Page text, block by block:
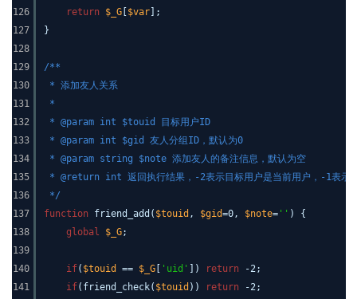
126
127
128
129
130
131
132
133
134
135
136
137
138
139
140
141
return $_G $var ];
}
/**
* 添加友人关系
*
* @param int $touid 目标用户ID
* @param int $gid 友人分组ID，默认为0
* @param string $note 添加友人的备注信息，默认为空
* @return int 返回执行结果，-2表示目标用户是当前用户，-1表示目
*/
function friend_add( $touid , $gid=0, $note= '' ) {
global
$_G;
if( $touid == $_G 'uid' ]) return
-2;
if(friend_check( $touid )) return -2;